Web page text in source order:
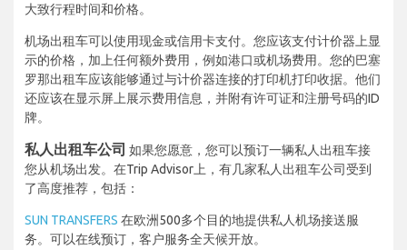
大致行程时间和价格。
机场出租车可以使用现金或信用卡支付。您应该支付计价器上显
示的价格，加上任何额外费用，例如港口或机场费用。您的巴塞
罗那出租车应该能够通过与计价器连接的打印机打印收据。他们
还应该在显示屏上展示费用信息，并附有许可证和注册号码的ID
牌。
私人出租车公司 如果您愿意，您可以预订一辆私人出租车接
您从机场出发。在Trip Advisor上，有几家私人出租车公司受到
了高度推荐，包括：
SUN TRANSFERS 在欧洲500多个目的地提供私人机场接送服
务。可以在线预订，客户服务全天候开放。